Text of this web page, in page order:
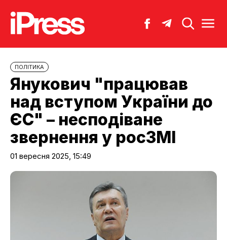
ПОЛІТИКА
Янукович "працював
над вступом України до
ЄС" – несподіване
звернення у росЗМІ
01 вересня 2025, 15:49